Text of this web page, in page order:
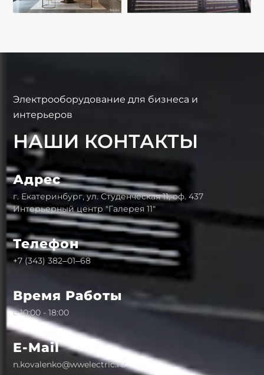
Электрооборудование для бизнеса и
интерьеров
НАШИ КОНТАКТЫ
Адрес
г. Екатеринбург, ул. Студенческая 11, оф. 437
Интерьерный центр "Галерея 11"
Телефон
+7 (343) 382‒01‒68
Время Работы
с 10:00 - 18:00
E-Mail
n.kovalenko@wwelectric.ru